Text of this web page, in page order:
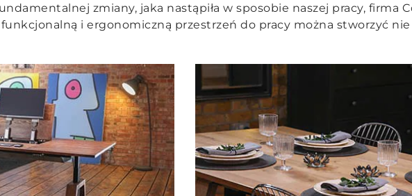
zmiany, jaka nastąpiła w sposobie naszej pracy, firma
funkcjonalną i ergonomiczną przestrzeń do pracy można stworzyć